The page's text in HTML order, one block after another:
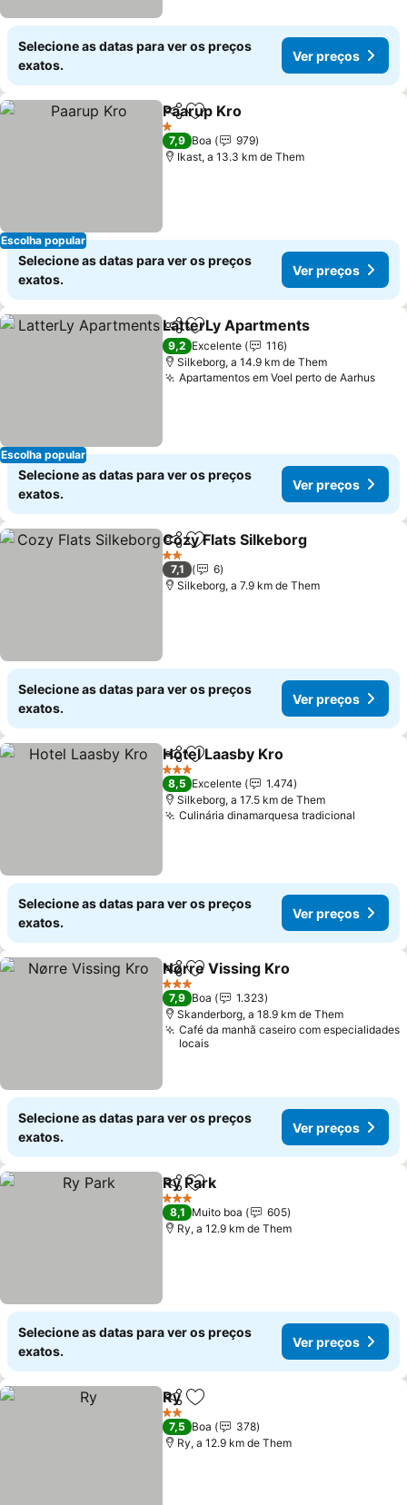
Selecione as datas para ver os preços
exatos.
Ver preços
Escolha popular
PartilharAdicionar aos favoritos
Paarup Kro
1 Estrelas
7,9 Boa
979
Ikast, a 13.3 km de Them
Selecione as datas para ver os preços
exatos.
Ver preços
Escolha popular
PartilharAdicionar aos favoritos
LatterLy Apartments
9,2 Excelente
116
Silkeborg, a 14.9 km de Them
Apartamentos em Voel perto de Aarhus
Selecione as datas para ver os preços
exatos.
Ver preços
PartilharAdicionar aos favoritos
Cozy Flats Silkeborg
2 Estrelas
7,1
6
Silkeborg, a 7.9 km de Them
Selecione as datas para ver os preços
exatos.
Ver preços
PartilharAdicionar aos favoritos
Hotel Laasby Kro
3 Estrelas
8,5 Excelente
1.474
Silkeborg, a 17.5 km de Them
Culinária dinamarquesa tradicional
Selecione as datas para ver os preços
exatos.
Ver preços
PartilharAdicionar aos favoritos
Nørre Vissing Kro
3 Estrelas
7,9 Boa
1.323
Skanderborg, a 18.9 km de Them
Café da manhã caseiro com especialidades
locais
Selecione as datas para ver os preços
exatos.
Ver preços
PartilharAdicionar aos favoritos
Ry Park
3 Estrelas
8,1 Muito boa
605
Ry, a 12.9 km de Them
Selecione as datas para ver os preços
exatos.
Ver preços
PartilharAdicionar aos favoritos
Ry
2 Estrelas
7,5 Boa
378
Ry, a 12.9 km de Them